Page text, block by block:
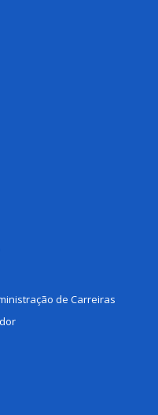
de Carreiras